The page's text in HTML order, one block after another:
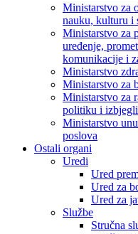
Ministarstvo za
nauku, kulturu i
Ministarstvo za
uređenje,
komunikacije i
Ministarstvo
Ministarstvo za
Ministarstvo za
politiku i
Ministarstvo
poslova
Ostali organi
Uredi
Ured
Ured za
Ured za
Službe
Stručna